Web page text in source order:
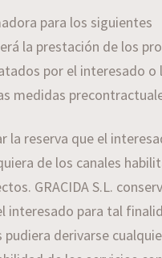
para los siguientes
la prestación de los
por el interesado o
medidas
la reserva que el
de los canales
GRACIDA S.L.
interesado para tal
pudiera derivarse